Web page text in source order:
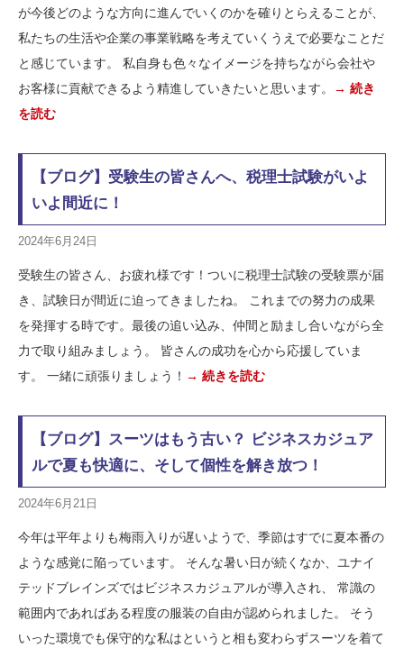
が今後どのような方向に進んでいくのかを確りとらえることが、
私たちの生活や企業の事業戦略を考えていくうえで必要なことだ
と感じています。 私自身も色々なイメージを持ちながら会社や
お客様に貢献できるよう精進していきたいと思います。
→ 続き
を読む
【ブログ】受験生の皆さんへ、税理士試験がいよ
いよ間近に！
2024年6月24日
受験生の皆さん、お疲れ様です！ついに税理士試験の受験票が届
き、試験日が間近に迫ってきましたね。 これまでの努力の成果
を発揮する時です。最後の追い込み、仲間と励まし合いながら全
力で取り組みましょう。 皆さんの成功を心から応援していま
す。 一緒に頑張りましょう！ → 続きを読む
【ブログ】スーツはもう古い？ ビジネスカジュア
ルで夏も快適に、そして個性を解き放つ！
2024年6月21日
今年は平年よりも梅雨入りが遅いようで、季節はすでに夏本番の
ような感覚に陥っています。 そんな暑い日が続くなか、ユナイ
テッドブレインズではビジネスカジュアルが導入され、 常識の
範囲内であればある程度の服装の自由が認められました。 そう
いった環境でも保守的な私はというと相も変わらずスーツを着て